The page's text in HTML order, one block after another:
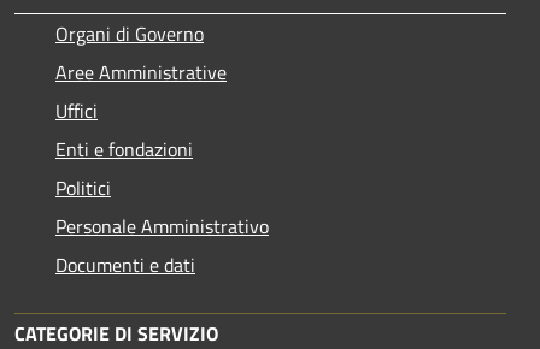
Organi di Governo
Aree Amministrative
Uffici
Enti e fondazioni
Politici
Personale Amministrativo
Documenti e dati
CATEGORIE DI SERVIZIO